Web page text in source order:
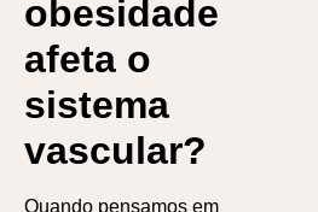
obesidade
afeta o
sistema
vascular?
Quando pensamos em